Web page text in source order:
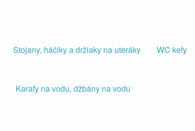
Stojany, háčiky a držiaky na uteráky
WC kefy
Karafy na vodu, džbány na vodu